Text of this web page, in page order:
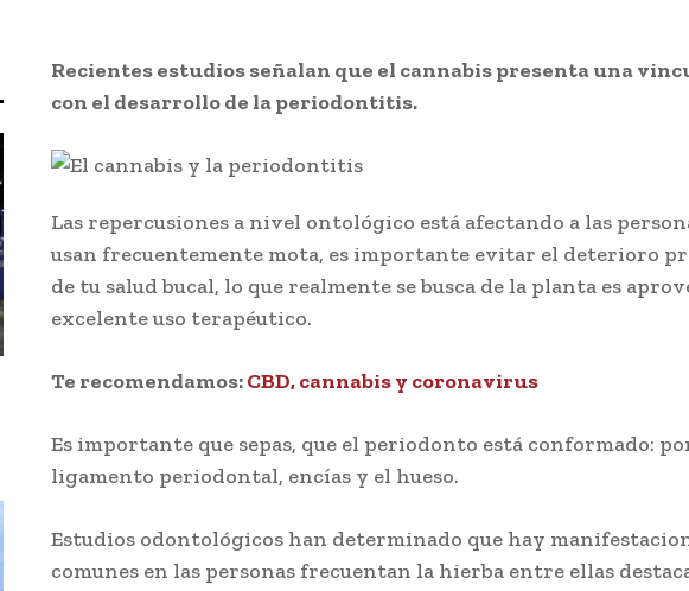
Recientes estudios señalan que el cannabis presenta una
con el desarrollo de la periodontitis.
Las repercusiones a nivel ontológico está afectando a las
usan frecuentemente mota, es importante evitar el deterioro
de tu salud bucal, lo que realmente se busca de la planta es
excelente uso terapéutico.
Te recomendamos:CBD, cannabis y coronavirus
Es importante que sepas, que el periodonto está conformado:
ligamento periodontal, encías y el hueso.
Estudios odontológicos han determinado que hay
comunes en las personas frecuentan la hierba entre ellas